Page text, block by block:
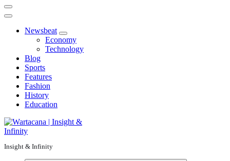
Newsbeat
Economy
Technology
Blog
Sports
Features
Fashion
History
Education
Insight & Infinity